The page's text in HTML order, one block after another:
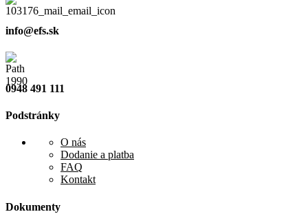
info@efs.sk
0948 491 111
Podstránky
O nás
Dodanie a platba
FAQ
Kontakt
Dokumenty